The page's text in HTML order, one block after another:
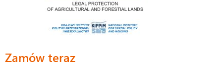
Zamów teraz